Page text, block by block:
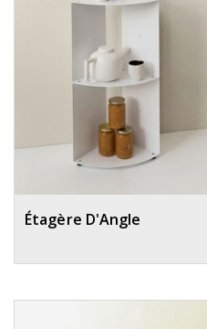
Étagère D'Angle